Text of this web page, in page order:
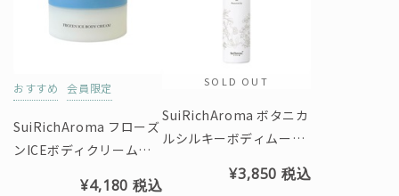
おすすめ 会員限定
SuiRichAroma フローズ
ンICEボディクリーム
¥4,180税込
SOLD OUT
SuiRichAroma ボタニカ
ルシルキーボディムース
¥3,850税込